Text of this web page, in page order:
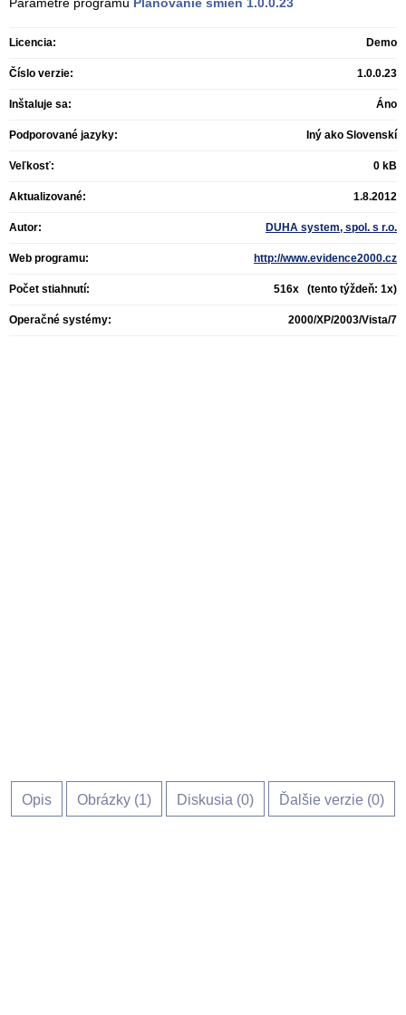
Licencia: Demo
Číslo verzie: 1.0.0.23
Inštaluje sa: Áno
Podporované jazyky: Iný ako Slovenskí
Veľkosť: 0 kB
Aktualizované: 1.8.2012
Autor: DUHA system, spol. s r.o.
Web programu: http://www.evidence2000.cz
Počet stiahnutí: 516x (tento týždeň: 1x)
Operačné systémy: 2000/XP/2003/Vista/7
Opis Obrázky (1) Diskusia (0) Ďalšie verzie (0)